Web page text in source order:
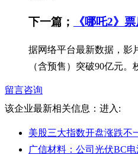
下一篇； 《哪吒2》
据网络平台最新数据，影
（含预售）突破90亿元。
留言咨询
该企业最新相关信息： 进入:
美股三大指数开盘涨跌不
广信材料：公司光伏BC